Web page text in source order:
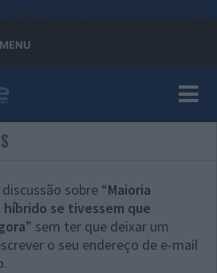
MENU
sobre “Maioria
se tivessem que
” sem ter que deixar um
o seu endereço de e-mail